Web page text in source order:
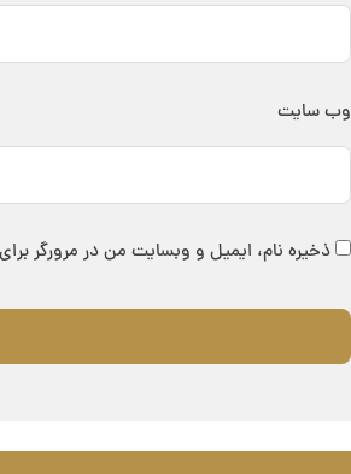
وب‌ سایت
ذخیره نام، ایمیل و وبسایت من در مرورگر